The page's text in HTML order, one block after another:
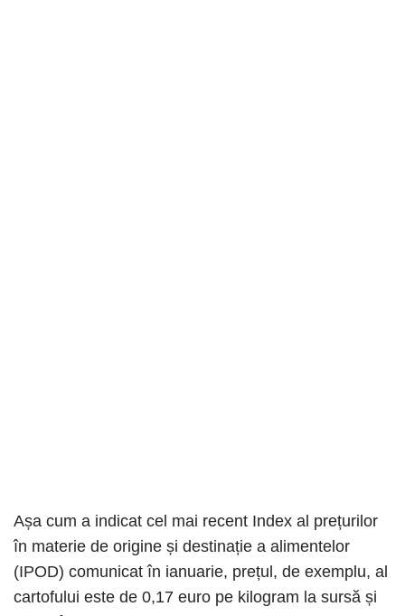
Așa cum a indicat cel mai recent Index al prețurilor
în materie de origine și destinație a alimentelor
(IPOD) comunicat în ianuarie, prețul, de exemplu, al
cartofului este de 0,17 euro pe kilogram la sursă și